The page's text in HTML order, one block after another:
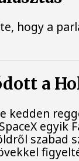
hogy a
a
kedden
egyik
szabad